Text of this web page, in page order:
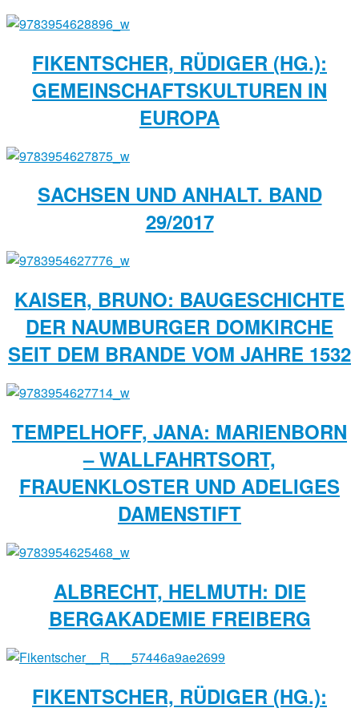
FIKENTSCHER, RÜDIGER (HG.):
GEMEINSCHAFTSKULTUREN IN
EUROPA
SACHSEN UND ANHALT. BAND
29/2017
KAISER, BRUNO: BAUGESCHICHTE
DER NAUMBURGER DOMKIRCHE
SEIT DEM BRANDE VOM JAHRE 1532
TEMPELHOFF, JANA: MARIENBORN
– WALLFAHRTSORT,
FRAUENKLOSTER UND ADELIGES
DAMENSTIFT
ALBRECHT, HELMUTH: DIE
BERGAKADEMIE FREIBERG
FIKENTSCHER, RÜDIGER (HG.):